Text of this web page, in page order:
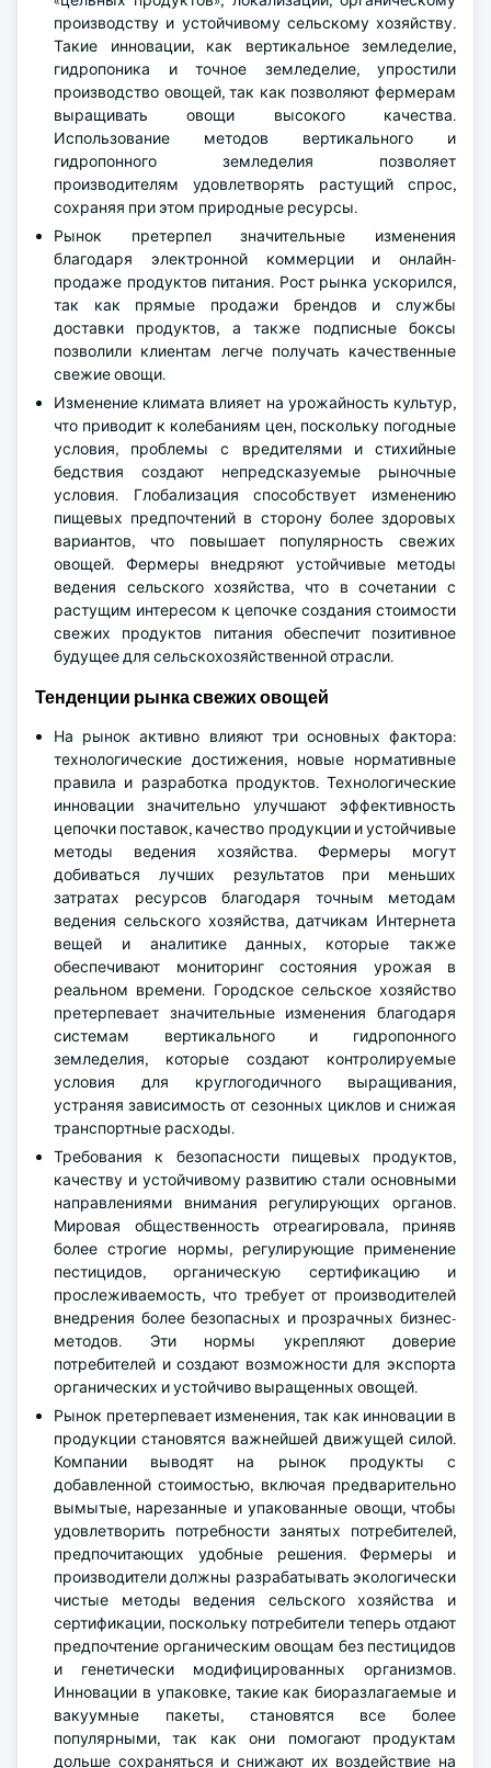
производству и устойчивому сельскому хозяйству.
Такие инновации, как вертикальное земледелие,
гидропоника и точное земледелие, упростили
производство овощей, так как позволяют фермерам
выращивать овощи высокого качества.
Использование методов вертикального и
гидропонного земледелия позволяет
производителям удовлетворять растущий спрос,
сохраняя при этом природные ресурсы.
Рынок претерпел значительные изменения
благодаря электронной коммерции и онлайн-
продаже продуктов питания. Рост рынка ускорился,
так как прямые продажи брендов и службы
доставки продуктов, а также подписные боксы
позволили клиентам легче получать качественные
свежие овощи.
Изменение климата влияет на урожайность культур,
что приводит к колебаниям цен, поскольку погодные
условия, проблемы с вредителями и стихийные
бедствия создают непредсказуемые рыночные
условия. Глобализация способствует изменению
пищевых предпочтений в сторону более здоровых
вариантов, что повышает популярность свежих
овощей. Фермеры внедряют устойчивые методы
ведения сельского хозяйства, что в сочетании с
растущим интересом к цепочке создания стоимости
свежих продуктов питания обеспечит позитивное
будущее для сельскохозяйственной отрасли.
Тенденции рынка свежих овощей
На рынок активно влияют три основных фактора:
технологические достижения, новые нормативные
правила и разработка продуктов. Технологические
инновации значительно улучшают эффективность
цепочки поставок, качество продукции и устойчивые
методы ведения хозяйства. Фермеры могут
добиваться лучших результатов при меньших
затратах ресурсов благодаря точным методам
ведения сельского хозяйства, датчикам Интернета
вещей и аналитике данных, которые также
обеспечивают мониторинг состояния урожая в
реальном времени. Городское сельское хозяйство
претерпевает значительные изменения благодаря
системам вертикального и гидропонного
земледелия, которые создают контролируемые
условия для круглогодичного выращивания,
устраняя зависимость от сезонных циклов и снижая
транспортные расходы.
Требования к безопасности пищевых продуктов,
качеству и устойчивому развитию стали основными
направлениями внимания регулирующих органов.
Мировая общественность отреагировала, приняв
более строгие нормы, регулирующие применение
пестицидов, органическую сертификацию и
прослеживаемость, что требует от производителей
внедрения более безопасных и прозрачных бизнес-
методов. Эти нормы укрепляют доверие
потребителей и создают возможности для экспорта
органических и устойчиво выращенных овощей.
Рынок претерпевает изменения, так как инновации в
продукции становятся важнейшей движущей силой.
Компании выводят на рынок продукты с
добавленной стоимостью, включая предварительно
вымытые, нарезанные и упакованные овощи, чтобы
удовлетворить потребности занятых потребителей,
предпочитающих удобные решения. Фермеры и
производители должны разрабатывать экологически
чистые методы ведения сельского хозяйства и
сертификации, поскольку потребители теперь отдают
предпочтение органическим овощам без пестицидов
и генетически модифицированных организмов.
Инновации в упаковке, такие как биоразлагаемые и
вакуумные пакеты, становятся все более
популярными, так как они помогают продуктам
дольше сохраняться и снижают их воздействие на